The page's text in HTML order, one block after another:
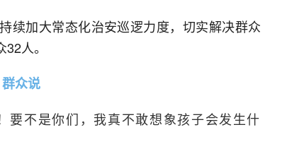
续加大常态化治安巡逻力度，切实解决群众
人。
群众说
要不是你们，我真不敢想象孩子会发生什